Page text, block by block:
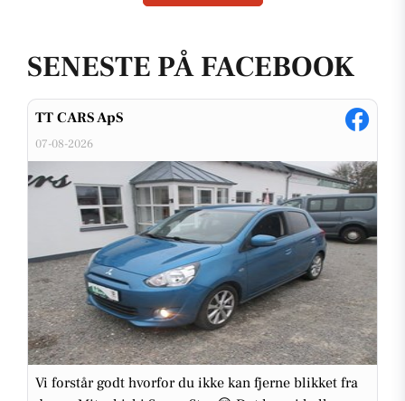
SENESTE PÅ FACEBOOK
TT CARS ApS
07-08-2026
Vi forstår godt hvorfor du ikke kan fjerne blikket fra